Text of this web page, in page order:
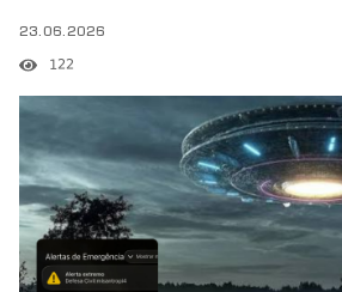
23.06.2026
122